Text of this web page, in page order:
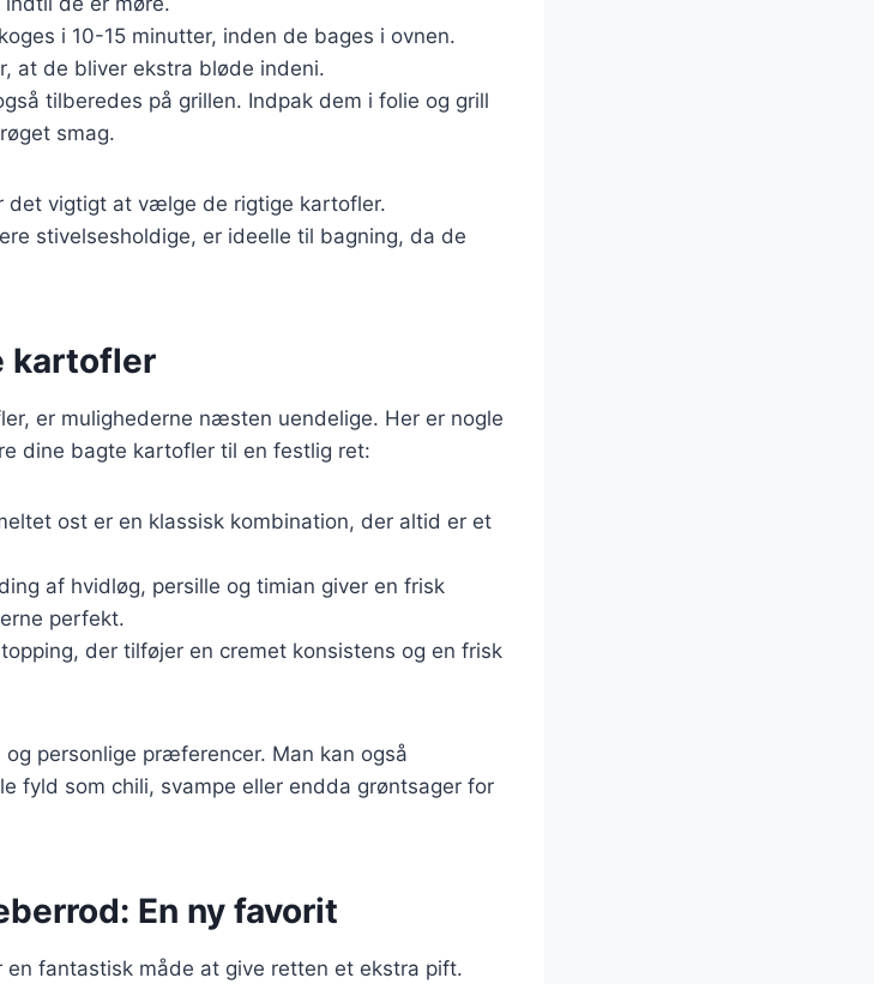
i 10-15 minutter, inden de bages i ovnen.
at de bliver ekstra bløde indeni.
tilberedes på grillen. Indpak dem i folie og grill
smag.
det vigtigt at vælge de rigtige kartofler.
stivelsesholdige, er ideelle til bagning, da de
kartofler
er mulighederne næsten uendelige. Her er nogle
dine bagte kartofler til en festlig ret:
ost er en klassisk kombination, der altid er et
af hvidløg, persille og timian giver en frisk
perfekt.
der tilføjer en cremet konsistens og en frisk
personlige præferencer. Man kan også
fyld som chili, svampe eller endda grøntsager for
En ny favorit
fantastisk måde at give retten et ekstra pift.